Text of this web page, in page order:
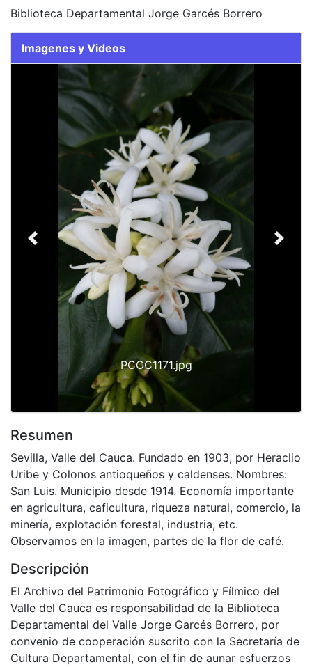
Editor
Biblioteca Departamental Jorge Garcés Borrero
Imagenes y Videos
Slide 1 of 1
PCCC1171.jpg
Previous
Resumen
Sevilla, Valle del Cauca. Fundado en 1903, por Heraclio
Uribe y Colonos antioqueños y caldenses. Nombres:
San Luis. Municipio desde 1914. Economía importante
minería, explotación forestal, industria, etc.
Observamos en la imagen, partes de la flor de café.
Descripción
El Archivo del Patrimonio Fotográfico y Fílmico del
Valle del Cauca es responsabilidad de la Biblioteca